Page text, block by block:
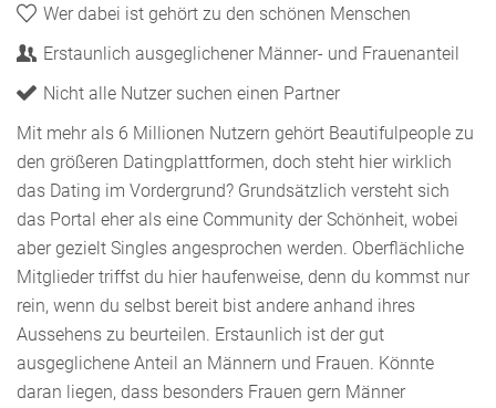
Wer dabei ist gehört zu den schönen Menschen
Erstaunlich ausgeglichener Männer- und Frauenanteil
Nicht alle Nutzer suchen einen Partner
Mit mehr als 6 Millionen Nutzern gehört Beautifulpeople zu
den größeren Datingplattformen, doch steht hier wirklich
das Dating im Vordergrund? Grundsätzlich versteht sich
das Portal eher als eine Community der Schönheit, wobei
aber gezielt Singles angesprochen werden. Oberflächliche
Mitglieder triffst du hier haufenweise, denn du kommst nur
rein, wenn du selbst bereit bist andere anhand ihres
Aussehens zu beurteilen. Erstaunlich ist der gut
ausgeglichene Anteil an Männern und Frauen. Könnte
daran liegen, dass besonders Frauen gern Männer